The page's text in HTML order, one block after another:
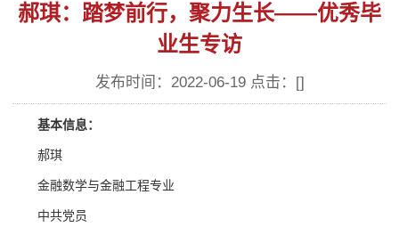
郝琪：踏梦前行，聚力生长——优秀毕
业生专访
发布时间：2022-06-19 点击：[]
基本信息：
郝琪
金融数学与金融工程专业
中共党员